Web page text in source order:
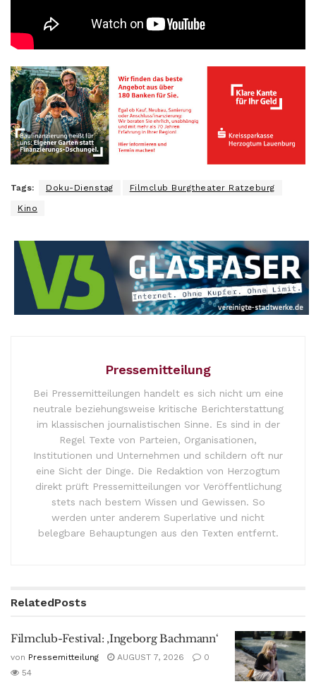
Tags: Doku-Dienstag Filmclub Burgtheater Ratzeburg
Kino
Pressemitteilung
Bei Pressemitteilungen handelt es sich nicht um eine
neutrale beziehungsweise kritische Berichterstattung
im klassischen journalistischen Sinne. Es sind in der
Regel Texte von Parteien, Organisationen,
Institutionen und Unternehmen und schildern oft nur
eine Sicht der Dinge. Die Redaktion von Herzogtum
direkt prüft Pressemitteilungen vor Veröffentlichung
stets nach bestem Wissen und Gewissen. So
werden unter anderem Superlative und nicht
belegbare Behauptungen aus den Texten entfernt.
RelatedPosts
Filmclub-Festival: ‚Ingeborg Bachmann‘
von Pressemitteilung AUGUST 7, 2026
0
54